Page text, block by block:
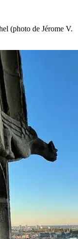
(photo de Jérome V.